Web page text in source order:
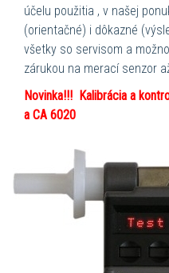
účelu použitia , v našej
(orientačné) i dôkazné
všetky so servisom a
zárukou na merací senzor
Novinka!!! Kalibrácia a
a CA 6020